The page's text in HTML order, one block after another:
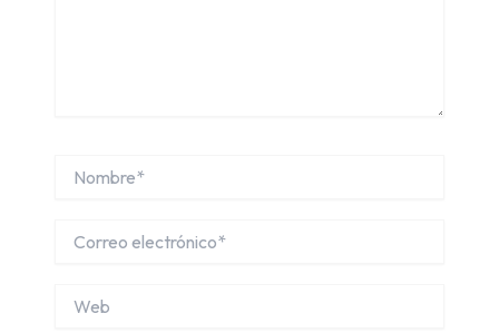
electrónico*